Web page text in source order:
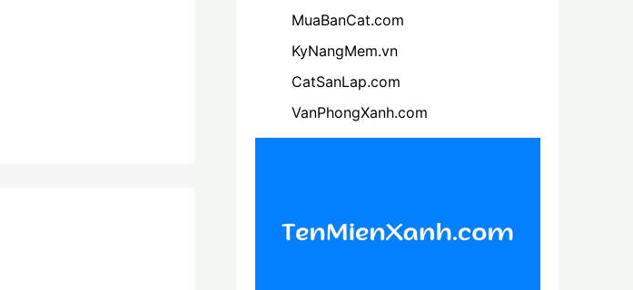
MuaBanCat.com
KyNangMem.vn
CatSanLap.com
VanPhongXanh.com